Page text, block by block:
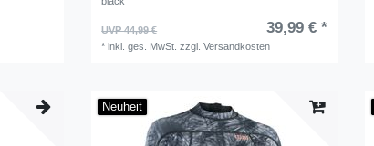
UVP 44,99 € 39,99 € *
*inkl. ges. MwSt. zzgl.Versandkosten
Neuheit